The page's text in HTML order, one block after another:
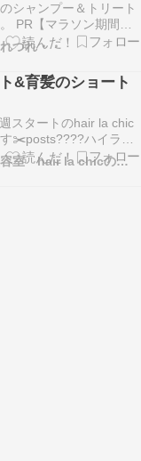
シャンプー＆トリート
PR【マラソン期間ポ
ド・ボーテ ザ スタイ
トメント(レフィルセッ
ヘアケア うるおい 乾
アミノ酸…
づれ・・
&育髪のショート
スタートのhair la chic
✂️posts????ハイライ
ヘッドスパで育髪して
は4か月に１度間にカ
東大阪 布施の美容室 hair la chicのブログ